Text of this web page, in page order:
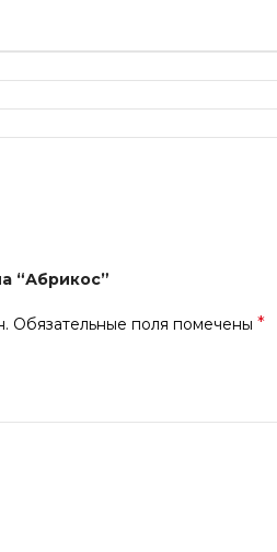
“Абрикос”
Обязательные поля помечены *